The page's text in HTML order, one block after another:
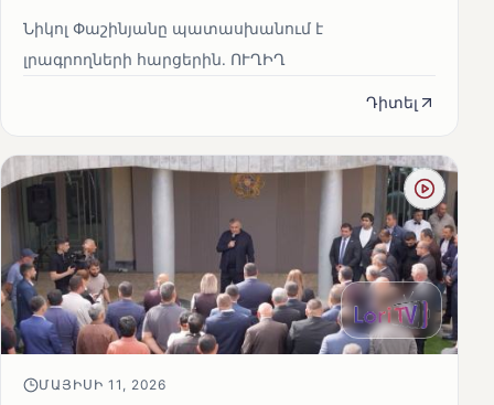
Նիկոլ Փաշինյանը պատասխանում է
լրագրողների հարցերին․ ՈՒՂԻՂ
Դիտել
ՄԱՅԻՍԻ 11, 2026